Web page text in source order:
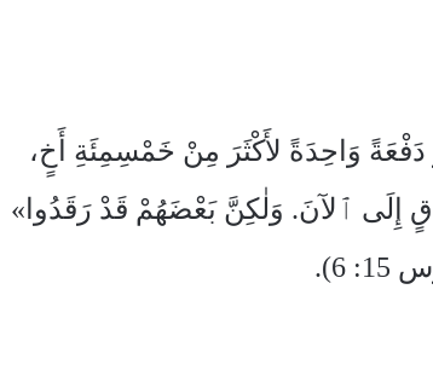
وَاحِدَةً لأَكْثَرَ مِنْ خَمْسِمِئَةِ أَخٍ،
إِلَى ٱلآنَ. وَلٰكِنَّ بَعْضَهُمْ قَدْ رَقَدُوا»